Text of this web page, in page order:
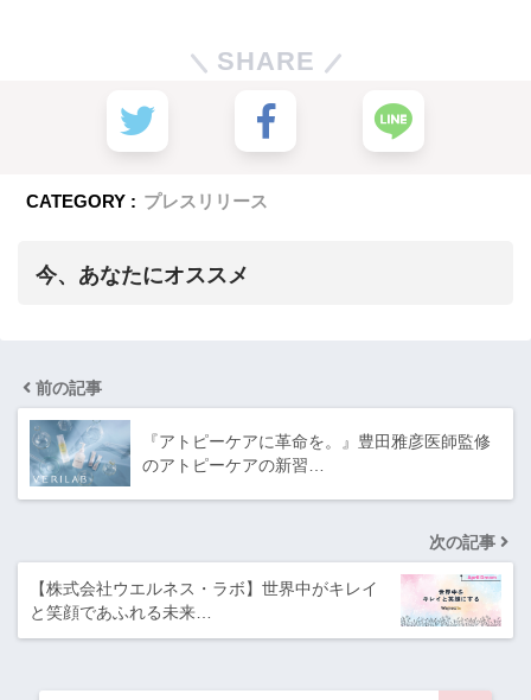
SHARE
CATEGORY : プレスリリース
今、あなたにオススメ
前の記事
『アトピーケアに革命を。』豊田雅彦医師監修
のアトピーケアの新習…
次の記事
【株式会社ウエルネス・ラボ】世界中がキレイ
と笑顔であふれる未来…